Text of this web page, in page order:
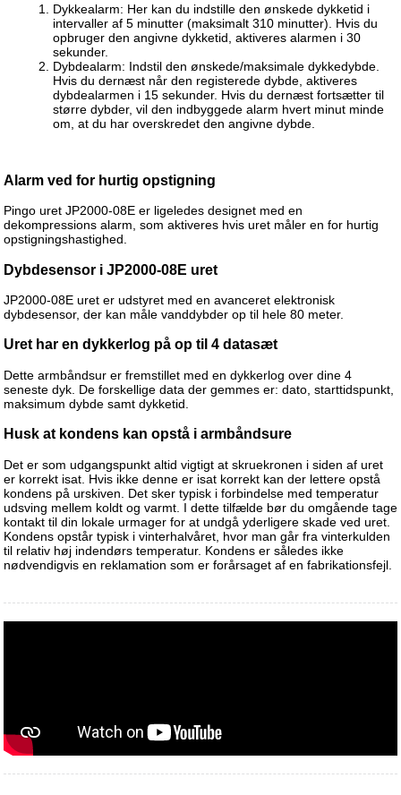
Dykkealarm: Her kan du indstille den ønskede dykketid i
intervaller af 5 minutter (maksimalt 310 minutter). Hvis du
opbruger den angivne dykketid, aktiveres alarmen i 30
sekunder.
Dybdealarm: Indstil den ønskede/maksimale dykkedybde.
Hvis du dernæst når den registerede dybde, aktiveres
dybdealarmen i 15 sekunder. Hvis du dernæst fortsætter til
større dybder, vil den indbyggede alarm hvert minut minde
om, at du har overskredet den angivne dybde.
Alarm ved for hurtig opstigning
Pingo uret JP2000-08E er ligeledes designet med en
dekompressions alarm, som aktiveres hvis uret måler en for hurtig
opstigningshastighed.
Dybdesensor i JP2000-08E uret
JP2000-08E uret er udstyret med en avanceret elektronisk
dybdesensor, der kan måle vanddybder op til hele 80 meter.
Uret har en dykkerlog på op til 4 datasæt
Dette armbåndsur er fremstillet med en dykkerlog over dine 4
seneste dyk. De forskellige data der gemmes er: dato, starttidspunkt,
maksimum dybde samt dykketid.
Husk at kondens kan opstå i armbåndsure
Det er som udgangspunkt altid vigtigt at skruekronen i siden af uret
er korrekt isat. Hvis ikke denne er isat korrekt kan der lettere opstå
kondens på urskiven. Det sker typisk i forbindelse med temperatur
udsving mellem koldt og varmt. I dette tilfælde bør du omgående tage
kontakt til din lokale urmager for at undgå yderligere skade ved uret.
Kondens opstår typisk i vinterhalvåret, hvor man går fra vinterkulden
til relativ høj indendørs temperatur. Kondens er således ikke
nødvendigvis en reklamation som er forårsaget af en fabrikationsfejl.